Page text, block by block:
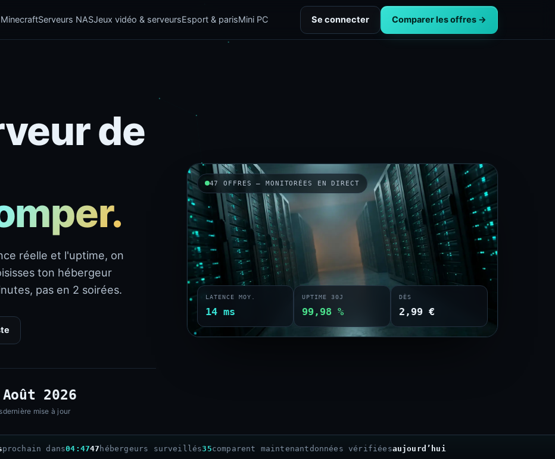
Serveurs NASJeux vidéo & serveursEsport & parisMini PC Se connecter Comparer les offres →
de
réelle et l'uptime, on
ton hébergeur
pas en 2 soirées.
Août 2026
dernière mise à jour
47 OFFRES — MONITORÉES EN DIRECT
LATENCE MOY.
14 ms
UPTIME 30J
99,98 %
DÈS
2,99 €
prochain dans04:4547 hébergeurs surveillés35comparent maintenantdonnées vérifiéesaujourd’hui